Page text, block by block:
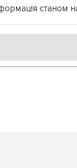
станом